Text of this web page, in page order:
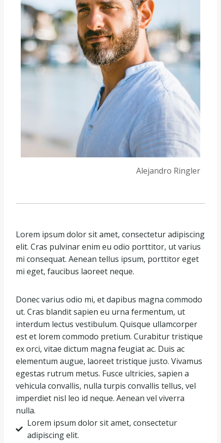
Alejandro Ringler
Lorem ipsum dolor sit amet, consectetur adipiscing
elit. Cras pulvinar enim eu odio porttitor, ut varius
mi consequat. Aenean tellus ipsum, porttitor eget
mi eget, faucibus laoreet neque.
Donec varius odio mi, et dapibus magna commodo
ut. Cras blandit sapien eu urna fermentum, ut
interdum lectus vestibulum. Quisque ullamcorper
est et lorem commodo pretium. Curabitur tristique
ex orci, vitae dictum magna feugiat ac. Duis ac
elementum augue, laoreet tristique justo. Vivamus
egestas rutrum metus. Fusce ultricies, sapien a
vehicula convallis, nulla turpis convallis tellus, vel
imperdiet nisl leo id neque. Aenean vel viverra
nulla.
Lorem ipsum dolor sit amet, consectetur
adipiscing elit.